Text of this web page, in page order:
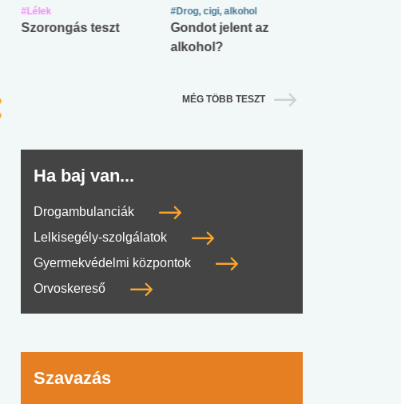
#Lélek
Szorongás teszt
#Drog, cigi, alkohol
Gondot jelent az
alkohol?
MÉG TÖBB TESZT
Ha baj van...
Drogambulanciák
Lelkisegély-szolgálatok
Gyermekvédelmi központok
Orvoskereső
Szavazás